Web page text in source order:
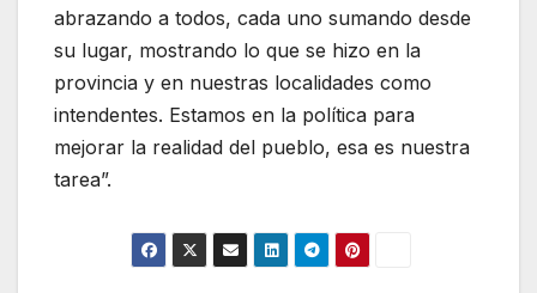
abrazando a todos, cada uno sumando desde
su lugar, mostrando lo que se hizo en la
provincia y en nuestras localidades como
intendentes. Estamos en la política para
mejorar la realidad del pueblo, esa es nuestra
tarea”.